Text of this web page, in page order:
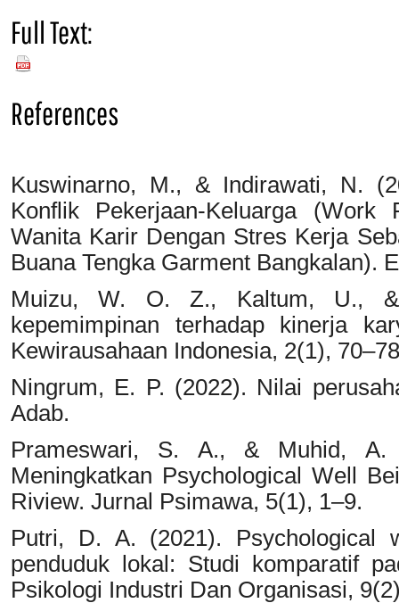
Full Text:
PDF
References
Kuswinarno, M., & Indirawati, N.
Konflik Pekerjaan-Keluarga (Work
Wanita Karir Dengan Stres Kerja
Buana Tengka Garment Bangkalan).
Muizu, W. O. Z., Kaltum, U.,
kepemimpinan terhadap kinerja
Kewirausahaan Indonesia, 2(1),
Ningrum, E. P. (2022). Nilai
Adab.
Prameswari, S. A., & Muhid, A.
Meningkatkan Psychological Well
Riview. Jurnal Psimawa, 5(1), 1–9.
Putri, D. A. (2021). Psychological
penduduk lokal: Studi komparatif
Psikologi Industri Dan Organisasi,